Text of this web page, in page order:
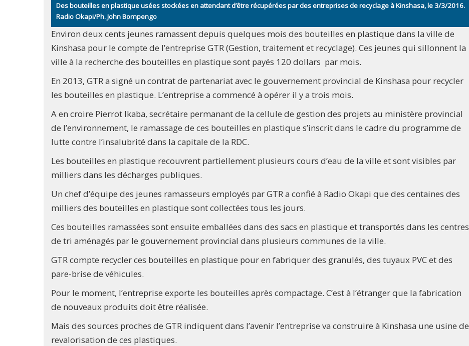
Des bouteilles en plastique usées stockées en attendant d’être récupérées par des entreprises de recyclage à Kinshasa, le 3/3/2016.
Radio Okapi/Ph. John Bompengo
Environ deux cents jeunes ramassent depuis quelques mois des bouteilles en plastique dans la ville de
Kinshasa pour le compte de l’entreprise GTR (Gestion, traitement et recyclage). Ces jeunes qui sillonnent la
ville à la recherche des bouteilles en plastique sont payés 120 dollars par mois.
En 2013, GTR a signé un contrat de partenariat avec le gouvernement provincial de Kinshasa pour recycler
les bouteilles en plastique. L’entreprise a commencé à opérer il y a trois mois.
A en croire Pierrot Ikaba, secrétaire permanant de la cellule de gestion des projets au ministère provincial
de l’environnement, le ramassage de ces bouteilles en plastique s’inscrit dans le cadre du programme de
lutte contre l’insalubrité dans la capitale de la RDC.
Les bouteilles en plastique recouvrent partiellement plusieurs cours d’eau de la ville et sont visibles par
milliers dans les décharges publiques.
Un chef d’équipe des jeunes ramasseurs employés par GTR a confié à Radio Okapi que des centaines des
milliers des bouteilles en plastique sont collectées tous les jours.
Ces bouteilles ramassées sont ensuite emballées dans des sacs en plastique et transportés dans les centres
de tri aménagés par le gouvernement provincial dans plusieurs communes de la ville.
GTR compte recycler ces bouteilles en plastique pour en fabriquer des granulés, des tuyaux PVC et des
pare-brise de véhicules.
Pour le moment, l’entreprise exporte les bouteilles après compactage. C’est à l’étranger que la fabrication
de nouveaux produits doit être réalisée.
Mais des sources proches de GTR indiquent dans l’avenir l’entreprise va construire à Kinshasa une usine de
revalorisation de ces plastiques.